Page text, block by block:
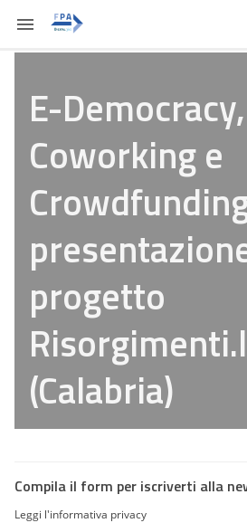
E-Democracy,
Coworking e
progetto
(Calabria)
Compila il form per iscriverti alla
Leggi l'informativa privacy